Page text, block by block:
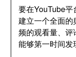
要在YouTube
建立一个全面
频的观看量、
能够第一时间发